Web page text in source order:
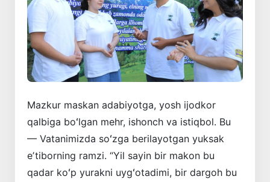
Mazkur maskan adabiyotga, yosh ijodkor
qalbiga boʻlgan mehr, ishonch va istiqbol. Bu
— Vatanimizda soʻzga berilayotgan yuksak
eʼtiborning ramzi. “Yil sayin bir makon bu
qadar koʻp yurakni uygʻotadimi, bir dargoh bu